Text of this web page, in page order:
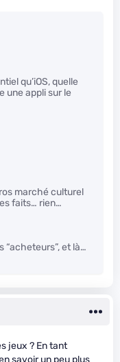
qu’iOS, quelle
une appli sur le
marché culturel
faits… rien…
“acheteurs”, et là…
jeux ? En tant